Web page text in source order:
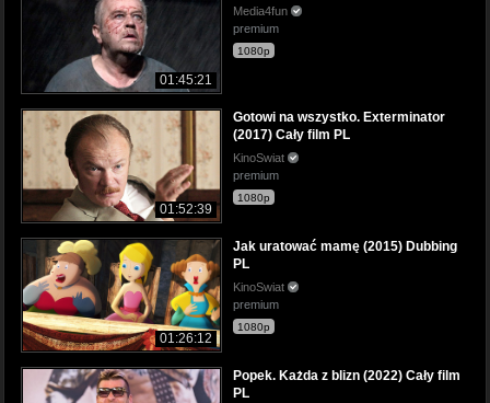
01:45:21
Media4fun
premium
1080p
01:52:39
Gotowi na wszystko. Exterminator
(2017) Cały film PL
KinoSwiat
premium
1080p
01:26:12
Jak uratować mamę (2015) Dubbing
PL
KinoSwiat
premium
1080p
Popek. Każda z blizn (2022) Cały film
PL